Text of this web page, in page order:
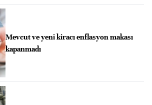
Mevcut ve yeni kiracı enflasyon makası
kapanmadı